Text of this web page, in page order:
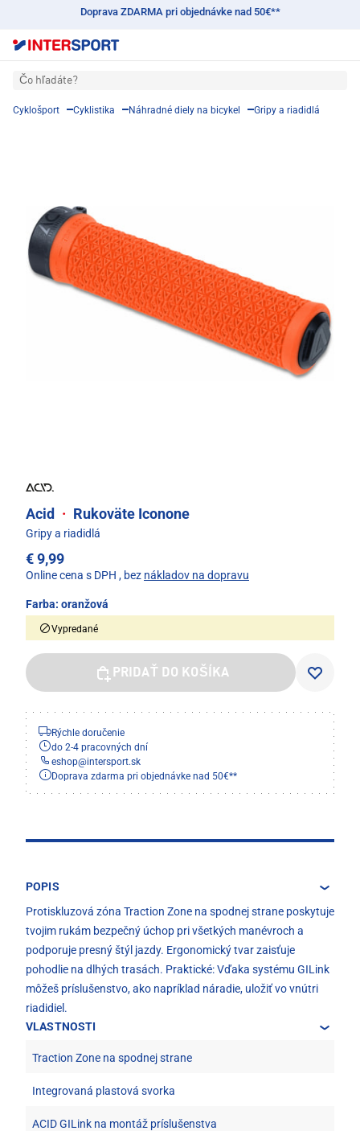
Doprava ZDARMA pri objednávke nad 50€**
Čo hľadáte?
Cyklošport Cyklistika Náhradné diely na bicykel Gripy a riadidlá
Acid · Rukoväte Iconone
Gripy a riadidlá
€ 9,99
Online cena s DPH , bez nákladov na dopravu
Farba: oranžová
Vypredané
PRIDAŤ DO KOŠÍKA
Rýchle doručenie
do 2-4 pracovných dní
eshop@intersport.sk
Doprava zdarma pri objednávke nad 50€**
POPIS
Protiskluzová zóna Traction Zone na spodnej strane poskytuje
tvojim rukám bezpečný úchop pri všetkých manévroch a
podporuje presný štýl jazdy. Ergonomický tvar zaisťuje
pohodlie na dlhých trasách. Praktické: Vďaka systému GILink
môžeš príslušenstvo, ako napríklad náradie, uložiť vo vnútri
riadidiel.
VLASTNOSTI
Traction Zone na spodnej strane
Integrovaná plastová svorka
ACID GILink na montáž príslušenstva